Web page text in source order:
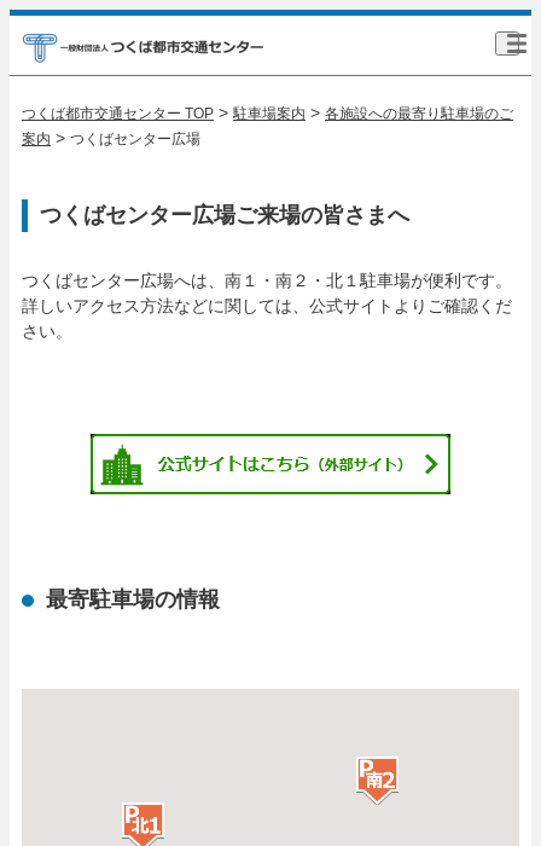
つくば都市交通センター TOP > 駐車場案内 > 各施設への最寄り駐車場のご
案内 > つくばセンター広場
つくばセンター広場ご来場の皆さまへ
つくばセンター広場へは、南１・南２・北１駐車場が便利です。
詳しいアクセス方法などに関しては、公式サイトよりご確認くだ
さい。
最寄駐車場の情報